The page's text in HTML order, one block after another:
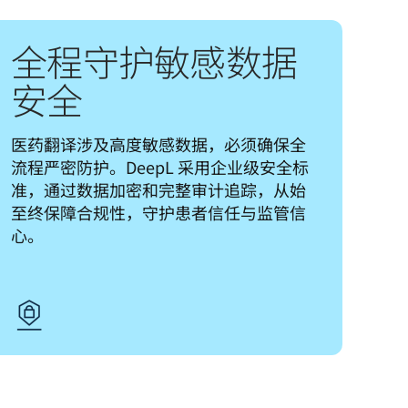
全程守护敏感数据
安全
医药翻译涉及高度敏感数据，必须确保全
流程严密防护。DeepL 采用企业级安全标
准，通过数据加密和完整审计追踪，从始
至终保障合规性，守护患者信任与监管信
心。